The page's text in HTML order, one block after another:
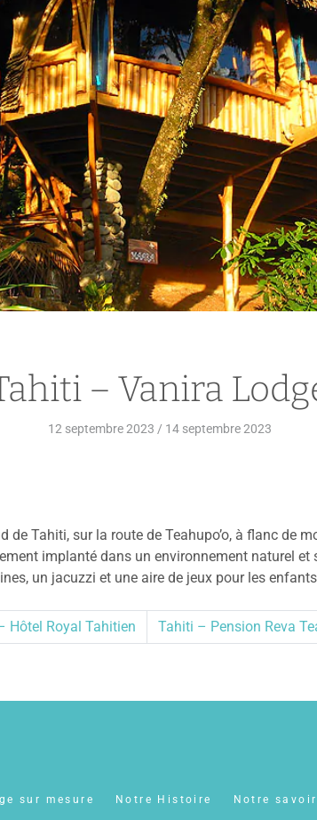
– Vanira
12 septembre 2023 / 14 septembre 2023
Tahiti, sur la route de Teahupo’o, à flanc de
implanté dans un environnement naturel et
un jacuzzi et une aire de jeux pour les
Hôtel Royal Tahitien Tahiti – Pension Reva
sur mesure Notre Histoire Notre